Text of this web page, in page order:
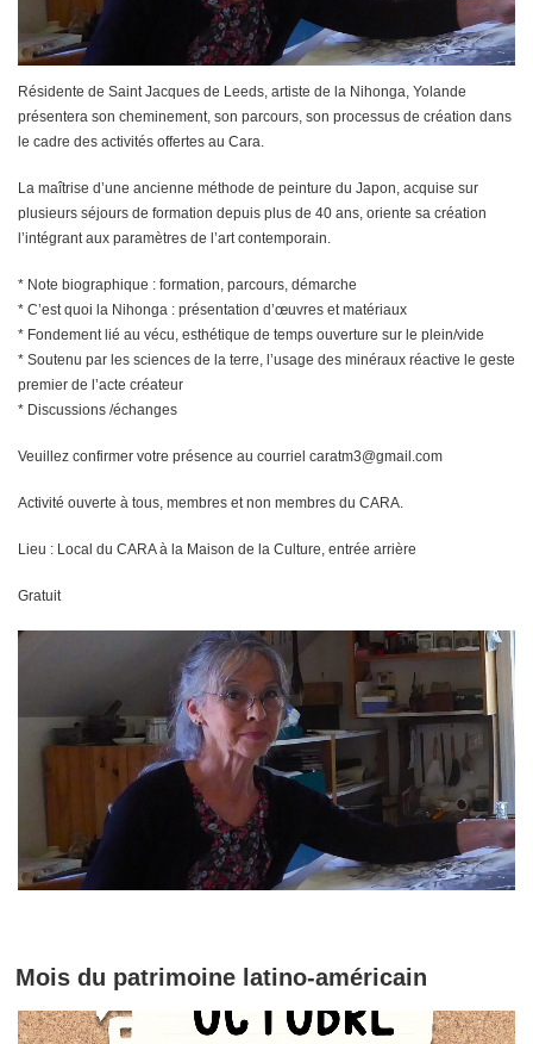
Résidente de Saint Jacques de Leeds, artiste de la Nihonga, Yolande
présentera son cheminement, son parcours, son processus de création dans
le cadre des activités offertes au Cara.
La maîtrise d’une ancienne méthode de peinture du Japon, acquise sur
plusieurs séjours de formation depuis plus de 40 ans, oriente sa création
l’intégrant aux paramètres de l’art contemporain.
* Note biographique : formation, parcours, démarche
* C’est quoi la Nihonga : présentation d’œuvres et matériaux
* Fondement lié au vécu, esthétique de temps ouverture sur le plein/vide
* Soutenu par les sciences de la terre, l’usage des minéraux réactive le geste
premier de l’acte créateur
* Discussions /échanges
Veuillez confirmer votre présence au courriel caratm3@gmail.com
Activité ouverte à tous, membres et non membres du CARA.
Lieu : Local du CARA à la Maison de la Culture, entrée arrière
Gratuit
Mois du patrimoine latino-américain